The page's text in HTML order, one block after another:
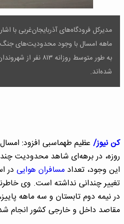
به طور متوسط روزانه
شده‌اند.
کن نیوز/
روزه، در برهه‌ای شاهد محدودیت چند
این وجود، تعدادمسافران هوایی در
تغییر چندانی نداشته است. وی
در نیمه دوم تابستان و سه ماهه
مقاصد داخل و خارجی کشور انجام